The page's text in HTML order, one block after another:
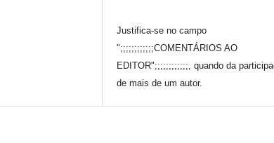
Justifica-se no campo
";;;;;;;;;;;;COMENTÁRIOS AO
EDITOR";;;;;;;;;;;;, quando da
de mais de um autor.